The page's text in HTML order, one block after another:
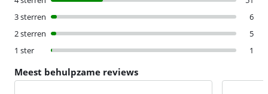
3 sterren
6
2 sterren
5
1 ster
1
Meest behulpzame reviews